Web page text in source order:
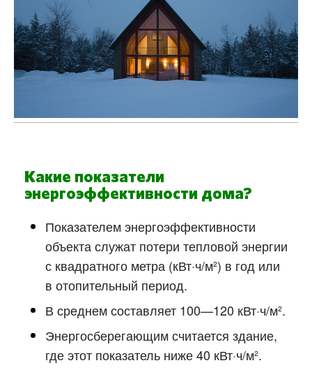
Какие показатели
энергоэффективности дома?
Показателем энергоэффективности
объекта служат потери тепловой энергии
с квадратного метра (кВт·ч/м²) в год или
в отопительный период.
В среднем составляет 100—120 кВт·ч/м².
Энергосберегающим считается здание,
где этот показатель ниже 40 кВт·ч/м².